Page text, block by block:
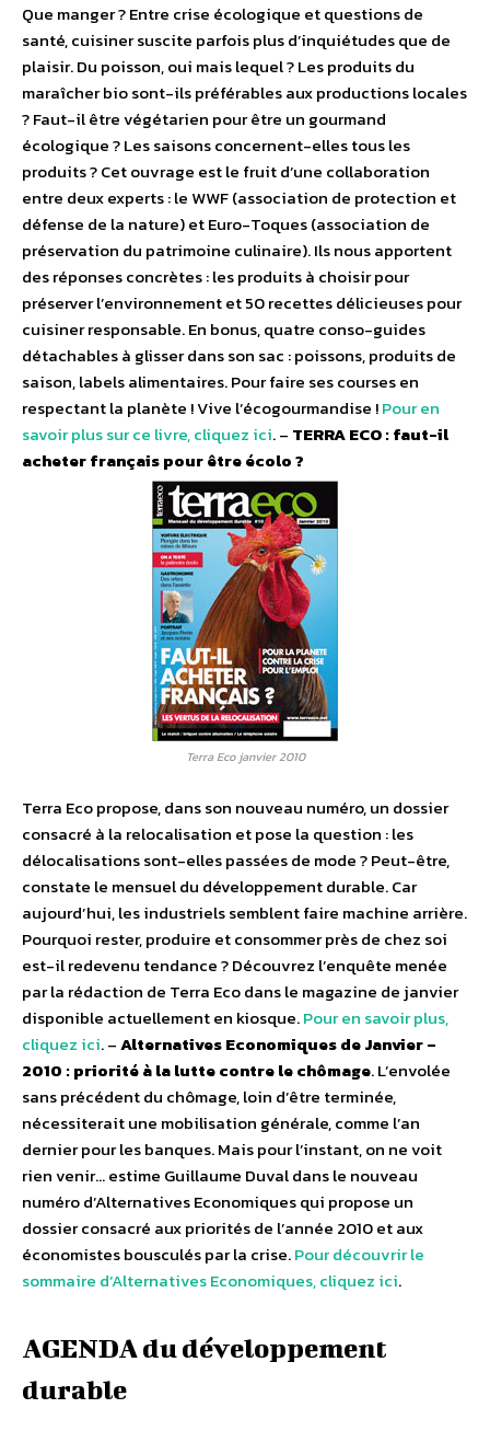
Que manger ? Entre crise écologique et questions de
santé, cuisiner suscite parfois plus d’inquiétudes que de
plaisir. Du poisson, oui mais lequel ? Les produits du
maraîcher bio sont-ils préférables aux productions locales
? Faut-il être végétarien pour être un gourmand
écologique ? Les saisons concernent-elles tous les
produits ? Cet ouvrage est le fruit d’une collaboration
entre deux experts : le WWF (association de protection et
défense de la nature) et Euro-Toques (association de
préservation du patrimoine culinaire). Ils nous apportent
des réponses concrètes : les produits à choisir pour
préserver l’environnement et 50 recettes délicieuses pour
cuisiner responsable. En bonus, quatre conso-guides
détachables à glisser dans son sac : poissons, produits de
saison, labels alimentaires. Pour faire ses courses en
respectant la planète ! Vive l’écogourmandise !Pour en
savoir plus sur ce livre, cliquez ici. – TERRA ECO : faut-il
acheter français pour être écolo ?
Terra Eco janvier 2010
Terra Eco propose, dans son nouveau numéro, un dossier
consacré à la relocalisation et pose la question : les
délocalisations sont-elles passées de mode ? Peut-être,
constate le mensuel du développement durable. Car
aujourd’hui, les industriels semblent faire machine arrière.
Pourquoi rester, produire et consommer près de chez soi
est-il redevenu tendance ? Découvrez l’enquête menée
par la rédaction de Terra Eco dans le magazine de janvier
disponible actuellement en kiosque.Pour en savoir plus,
cliquez ici. –Alternatives Economiques de Janvier –
2010 : priorité à la lutte contre le chômage. L’envolée
sans précédent du chômage, loin d’être terminée,
nécessiterait une mobilisation générale, comme l’an
dernier pour les banques. Mais pour l’instant, on ne voit
rien venir… estime Guillaume Duval dans le nouveau
numéro d’Alternatives Economiques qui propose un
dossier consacré aux priorités de l’année 2010 et aux
économistes bousculés par la crise.Pour découvrir le
sommaire d’Alternatives Economiques, cliquez ici.
AGENDA du développement
durable